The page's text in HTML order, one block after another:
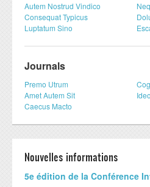
Département INFORMATIQUE
Autem Nostrud Vindico
Consequat Typicus
Luptatum Sino
Journals
Premo Utrum
Amet Autem Sit
Caecus Macto
Nouvelles informations
​5e édition de la Conférence